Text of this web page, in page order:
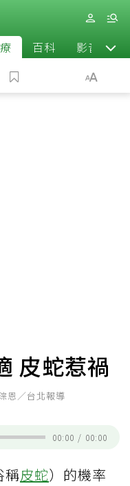
百科 影音
皮蛇惹禍
恩／台北報導
00:00 / 00:00
稱皮蛇）的機率